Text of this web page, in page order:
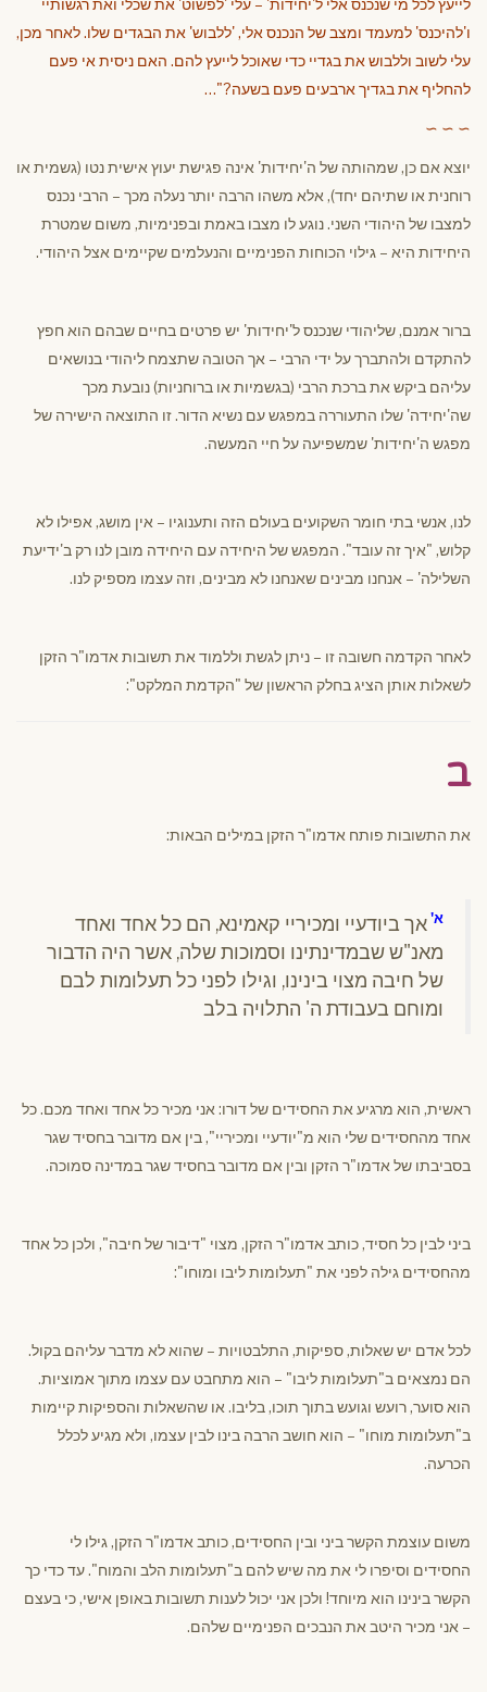
לייעץ לכל מי שנכנס אלי ל'יחידות' – עלי 'לפשוט' את שכלי ואת רגשותיי
ו'להיכנס' למעמד ומצב של הנכנס אלי, 'ללבוש' את הבגדים שלו. לאחר מכן,
עלי לשוב וללבוש את בגדיי כדי שאוכל לייעץ להם. האם ניסית אי פעם
להחליף את בגדיך ארבעים פעם בשעה?"…
∼ ∼ ∼
יוצא אם כן, שמהותה של ה'יחידות' אינה פגישת יעוץ אישית נטו (גשמית או
רוחנית או שתיהם יחד), אלא משהו הרבה יותר נעלה מכך – הרבי נכנס
למצבו של היהודי השני. נוגע לו מצבו באמת ובפנימיות, משום שמטרת
היחידות היא – גילוי הכוחות הפנימיים והנעלמים שקיימים אצל היהודי.
ברור אמנם, שליהודי שנכנס ל'יחידות' יש פרטים בחיים שבהם הוא חפץ
להתקדם ולהתברך על ידי הרבי – אך הטובה שתצמח ליהודי בנושאים
עליהם ביקש את ברכת הרבי (בגשמיות או ברוחניות) נובעת מכך
שה'יחידה' שלו התעוררה במפגש עם נשיא הדור. זו התוצאה הישירה של
מפגש ה'יחידות' שמשפיעה על חיי המעשה.
לנו, אנשי בתי חומר השקועים בעולם הזה ותענוגיו – אין מושג, אפילו לא
קלוש, "איך זה עובד". המפגש של היחידה עם היחידה מובן לנו רק ב'ידיעת
השלילה' – אנחנו מבינים שאנחנו לא מבינים, וזה עצמו מספיק לנו.
לאחר הקדמה חשובה זו – ניתן לגשת וללמוד את תשובות אדמו"ר הזקן
לשאלות אותן הציג בחלק הראשון של "הקדמת המלקט":
ב
את התשובות פותח אדמו"ר הזקן במילים הבאות:
א'אך ביודעיי ומכיריי קאמינא, הם כל אחד ואחד
מאנ"ש שבמדינתינו וסמוכות שלה, אשר היה הדבור
של חיבה מצוי בינינו, וגילו לפני כל תעלומות לבם
ומוחם בעבודת ה' התלויה בלב
ראשית, הוא מרגיע את החסידים של דורו: אני מכיר כל אחד ואחד מכם. כל
אחד מהחסידים שלי הוא מ"יודעיי ומכיריי", בין אם מדובר בחסיד שגר
בסביבתו של אדמו"ר הזקן ובין אם מדובר בחסיד שגר במדינה סמוכה.
ביני לבין כל חסיד, כותב אדמו"ר הזקן, מצוי "דיבור של חיבה", ולכן כל אחד
מהחסידים גילה לפני את "תעלומות ליבו ומוחו":
לכל אדם יש שאלות, ספיקות, התלבטויות – שהוא לא מדבר עליהם בקול.
הם נמצאים ב"תעלומות ליבו" – הוא מתחבט עם עצמו מתוך אמוציות.
הוא סוער, רועש וגועש בתוך תוכו, בליבו. או שהשאלות והספיקות קיימות
ב"תעלומות מוחו" – הוא חושב הרבה בינו לבין עצמו, ולא מגיע לכלל
הכרעה.
משום עוצמת הקשר ביני ובין החסידים, כותב אדמו"ר הזקן, גילו לי
החסידים וסיפרו לי את מה שיש להם ב"תעלומות הלב והמוח". עד כדי כך
הקשר בינינו הוא מיוחד! ולכן אני יכול לענות תשובות באופן אישי, כי בעצם
– אני מכיר היטב את הנבכים הפנימיים שלהם.